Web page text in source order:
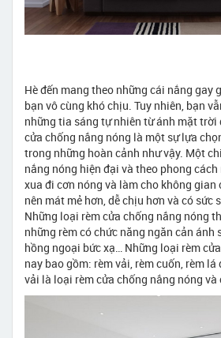
Hè đến mang theo những cái nắng gay
bạn vô cùng khó chịu. Tuy nhiên, bạn
những tia sáng tự nhiên từ ánh mặt trời
cửa chống nắng nóng là một sự lựa
trong những hoàn cảnh như vậy. Một
nắng nóng hiện đại và theo phong
xua đi cơn nóng và làm cho không
nên mát mẻ hơn, dễ chịu hơn và có sức
Những loại rèm cửa chống nắng nóng
những rèm có chức năng ngăn cản ánh
hồng ngoại bức xạ… Những loại rèm
nay bao gồm: rèm vải, rèm cuốn, rèm
vải là loại rèm cửa chống nắng nóng